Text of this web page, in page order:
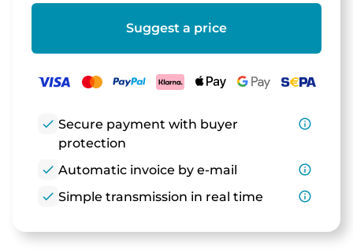
Suggest a price
check Secure payment with buyer
protection
info_outline
check Automatic invoice by e-mail
info_outline
check Simple transmission in real time info_outline